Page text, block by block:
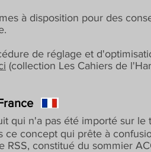
à disposition pour des
de réglage et
(collection Les Cahiers de
qui n'a pas été importé sur le
ce concept qui prête à
RSS, constitué du sommier